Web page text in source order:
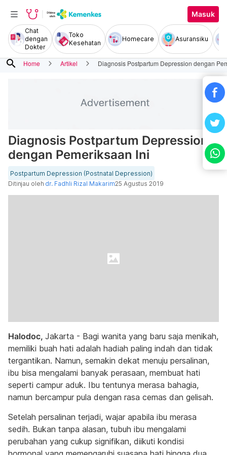
Masuk
Chat
dengan
Dokter
Toko
Kesehatan
Homecare Asuransiku
search Home Artikel Diagnosis Postpartum Depression dengan
Diagnosis Postpartum Depression
dengan Pemeriksaan Ini
Postpartum Depression (Postnatal Depression)
Ditinjau oleh dr. Fadhli Rizal Makarim25 Agustus 2019
Halodoc, Jakarta - Bagi wanita yang baru saja menikah,
memiliki buah hati adalah hadiah paling indah dan tidak
tergantikan. Namun, semakin dekat menuju persalinan,
ibu bisa mengalami banyak perasaan, membuat hati
seperti campur aduk. Ibu tentunya merasa bahagia,
namun bercampur pula dengan rasa cemas dan gelisah.
Setelah persalinan terjadi, wajar apabila ibu merasa
sedih. Bukan tanpa alasan, tubuh ibu mengalami
perubahan yang cukup signifikan, diikuti kondisi